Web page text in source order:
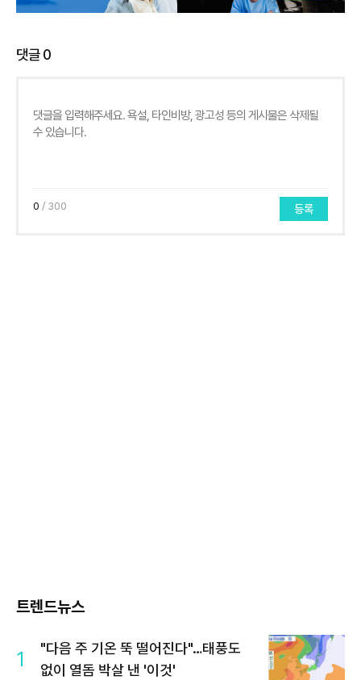
댓글0
0 / 300 등록
트렌드뉴스
1
"다음 주 기온 뚝 떨어진다"…태풍도
없이 열돔 박살 낸 '이것'